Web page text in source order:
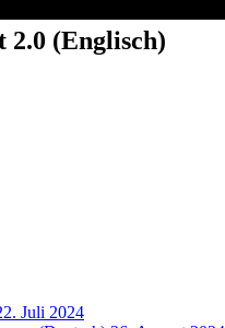
(Englisch)
Juli 2024